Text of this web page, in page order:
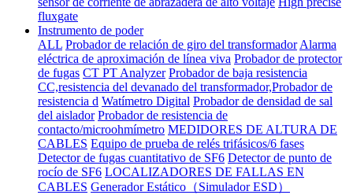
fluxgate
Instrumento de poder
ALL Probador de relación de giro del transformador Alarma
eléctrica de aproximación de línea viva Probador de protector
de fugas CT PT Analyzer Probador de baja resistencia
CC,resistencia del devanado del transformador,Probador de
resistencia d Watímetro Digital Probador de densidad de sal
del aislador Probador de resistencia de
contacto/microohmímetro MEDIDORES DE ALTURA DE
CABLES Equipo de prueba de relés trifásicos/6 fases
Detector de fugas cuantitativo de SF6 Detector de punto de
rocío de SF6 LOCALIZADORES DE FALLAS EN
CABLES Generador Estático（Simulador ESD）